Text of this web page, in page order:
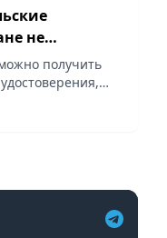
не
получить